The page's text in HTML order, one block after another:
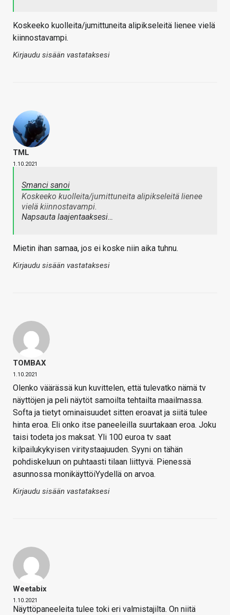
Koskeeko kuolleita/jumittuneita alipikseleitä lienee vielä
kiinnostavampi.
Kirjaudu sisään vastataksesi
TML
1.10.2021
Smanci sanoi
Koskeeko kuolleita/jumittuneita alipikseleitä lienee
vielä kiinnostavampi.
Napsauta laajentaaksesi…
Mietin ihan samaa, jos ei koske niin aika tuhnu.
Kirjaudu sisään vastataksesi
TOMBAX
1.10.2021
Olenko väärässä kun kuvittelen, että tulevatko nämä tv
näyttöjen ja peli näytöt samoilta tehtailta maailmassa.
Softa ja tietyt ominaisuudet sitten eroavat ja siitä tulee
hinta eroa. Eli onko itse paneeleilla suurtakaan eroa. Joku
taisi todeta jos maksat. Yli 100 euroa tv saat
kilpailukykyisen viritystaajuuden. Syyni on tähän
pohdiskeluun on puhtaasti tilaan liittyvä. Pienessä
asunnossa monikäyttöiYydellä on arvoa.
Kirjaudu sisään vastataksesi
Weetabix
1.10.2021
Näyttöpaneeleita tulee toki eri valmistajilta. On niitä